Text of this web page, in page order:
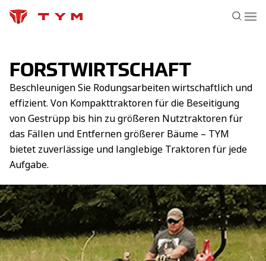
FORSTWIRTSCHAFT
Beschleunigen Sie Rodungsarbeiten wirtschaftlich und
effizient. Von Kompakttraktoren für die Beseitigung
von Gestrüpp bis hin zu größeren Nutztraktoren für
das Fällen und Entfernen größerer Bäume – TYM
bietet zuverlässige und langlebige Traktoren für jede
Aufgabe.